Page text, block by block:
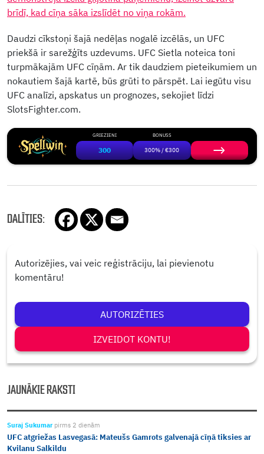
brīdī, kad cīņa sāka izslīdēt no viņa rokām.
Daudzi cīkstoņi šajā nedēļas nogalē izcēlās, un UFC
priekšā ir sarežģīts uzdevums. UFC Sietla noteica toni
turpmākajām UFC cīņām. Ar tik daudziem pieteikumiem un
nokautiem šajā kartē, būs grūti to pārspēt. Lai iegūtu visu
UFC analīzi, apskatus un prognozes, sekojiet līdzi
SlotsFighter.com.
GRIEZIENI
300
BONUSS
300% / €300
DALĪTIES:
Autorizējies, vai veic reģistrāciju, lai pievienotu
komentāru!
AUTORIZĒTIES
IZVEIDOT KONTU!
JAUNĀKIE RAKSTI
Suraj Sukumar pirms 2 dienām
UFC atgriežas Lasvegasā: Mateušs Gamrots galvenajā cīņā tiksies ar
Kvilanu Salkildu